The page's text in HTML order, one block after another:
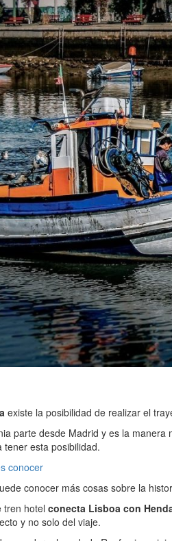
existe la posibilidad de realizar el
parte desde Madrid y es la
tener esta posibilidad.
conocer
conocer más cosas sobre la
tren hotel conecta Lisboa con
y no solo del viaje.